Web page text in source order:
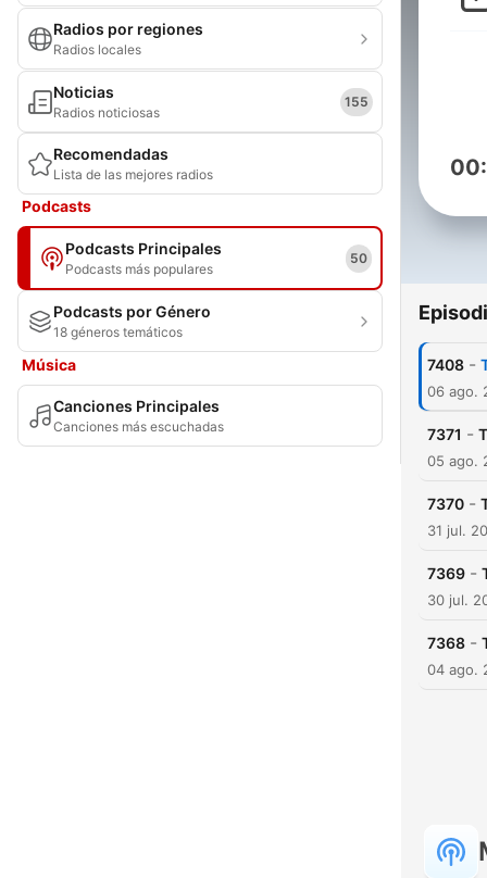
Radios por regiones
Radios locales
Noticias
Radios noticiosas
155
Recomendadas
Lista de las mejores radios
Podcasts
Podcasts Principales
Podcasts más populares
50
Podcasts por Género
18 géneros temáticos
Música
Canciones Principales
Canciones más escuchadas
7408 -
06 ago.
7371 -
05 ago.
7370 -
31 jul.
7369 -
30 jul.
7368 -
04 ago.